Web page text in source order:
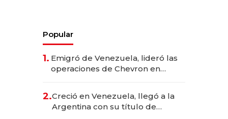
Popular
1. Emigró de Venezuela, lideró las
operaciones de Chevron en
2.Creció en Venezuela, llegó a la
Argentina con su título de